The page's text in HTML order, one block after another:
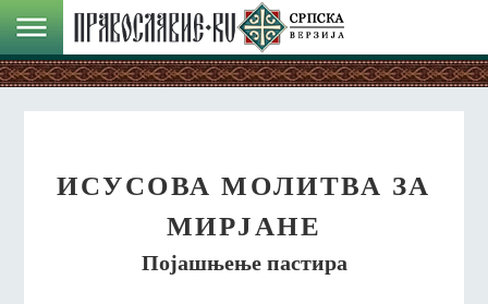
ИСУСОВА МОЛИТВА ЗА
МИРЈАНЕ
Појашњење пастира